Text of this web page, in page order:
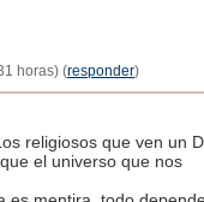
horas) (responder)
religiosos que ven un
el universo que nos